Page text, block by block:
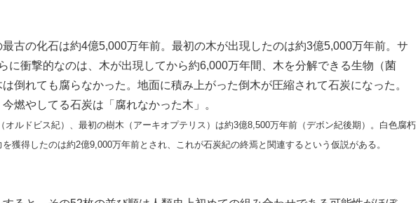
古の化石は約4億5,000万年前。最初の木が出現したのは約3億5,000万年前。サ
に衝撃的なのは、木が出現してから約6,000万年間、木を分解できる生物（菌
倒れても腐らなかった。地面に積み上がった倒木が圧縮されて石炭になった。
燃やしてる石炭は「腐れなかった木」。
ルドビス紀）、最初の樹木（アーキオプテリス）は約3億8,500万年前（デボン紀後期）。白色腐朽
獲得したのは約2億9,000万年前とされ、これが石炭紀の終焉と関連するという仮説がある。